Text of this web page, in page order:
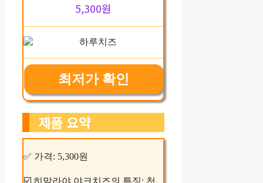
5,300원
최저가 확인
제품 요약
✅ 가격: 5,300원